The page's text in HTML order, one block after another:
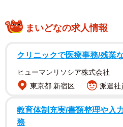
まいどなの求人情報
クリニックで医療事務/残業
ヒューマンリソシア株式会社
東京都 新宿区
派遣社
教育体制充実/書類整理や入
務